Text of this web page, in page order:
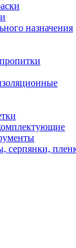
назначения
серпянки,